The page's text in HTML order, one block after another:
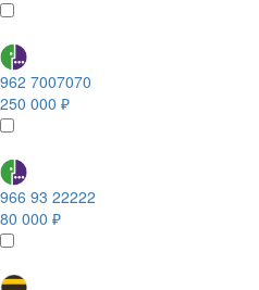
962 7007070
250 000 ₽
966 93 22222
80 000 ₽